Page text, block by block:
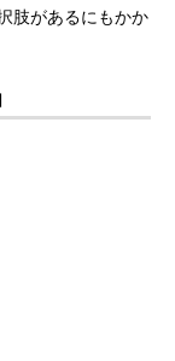
肢があるにもかか